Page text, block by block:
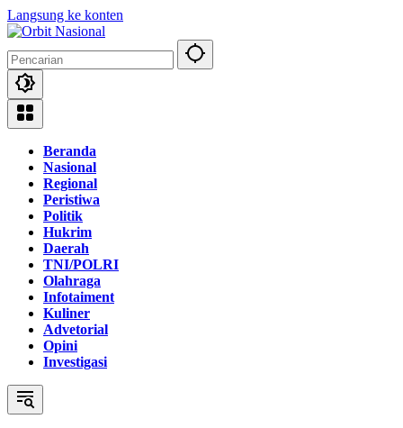
Langsung ke konten
Beranda
Nasional
Regional
Peristiwa
Politik
Hukrim
Daerah
TNI/POLRI
Olahraga
Infotaiment
Kuliner
Advetorial
Opini
Investigasi